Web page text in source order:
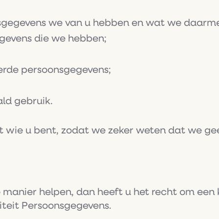
we van u hebben en wat we
die we hebben;
persoonsgegevens;
gebruik.
u bent, zodat we zeker weten dat we
helpen, dan heeft u het recht om
Persoonsgegevens.